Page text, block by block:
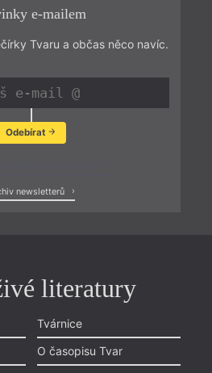
e-mailem
Tvaru a občas něco navíc.
Odebírat
newsletterů
literatury
Tvárnice
O časopisu Tvar